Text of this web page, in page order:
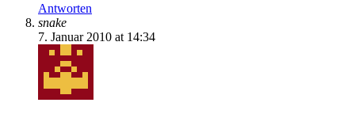
Antworten
snake
7. Januar 2010 at 14:34